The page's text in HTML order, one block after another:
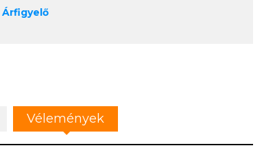
Árfigyelő
Vélemények